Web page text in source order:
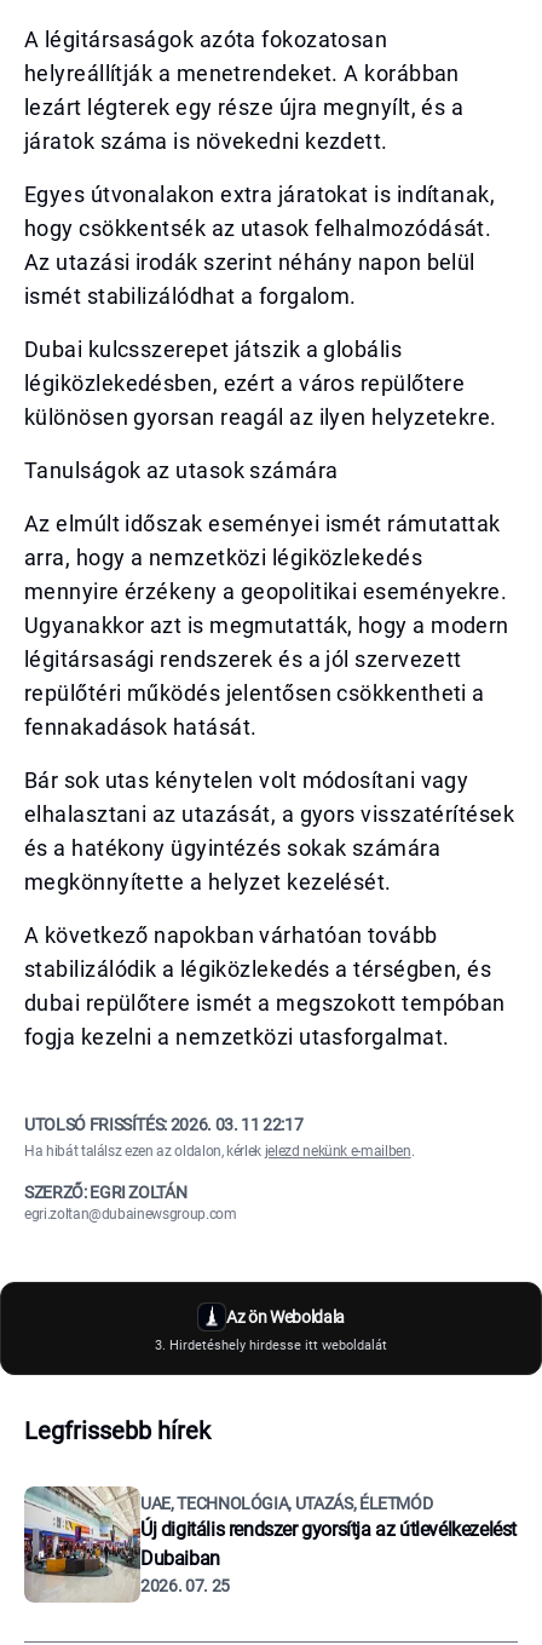
A légitársaságok azóta fokozatosan
helyreállítják a menetrendeket. A korábban
lezárt légterek egy része újra megnyílt, és a
járatok száma is növekedni kezdett.
Egyes útvonalakon extra járatokat is indítanak,
hogy csökkentsék az utasok felhalmozódását.
Az utazási irodák szerint néhány napon belül
ismét stabilizálódhat a forgalom.
Dubai kulcsszerepet játszik a globális
légiközlekedésben, ezért a város repülőtere
különösen gyorsan reagál az ilyen helyzetekre.
Tanulságok az utasok számára
Az elmúlt időszak eseményei ismét rámutattak
arra, hogy a nemzetközi légiközlekedés
mennyire érzékeny a geopolitikai eseményekre.
Ugyanakkor azt is megmutatták, hogy a modern
légitársasági rendszerek és a jól szervezett
repülőtéri működés jelentősen csökkentheti a
fennakadások hatását.
Bár sok utas kénytelen volt módosítani vagy
elhalasztani az utazását, a gyors visszatérítések
és a hatékony ügyintézés sokak számára
megkönnyítette a helyzet kezelését.
A következő napokban várhatóan tovább
stabilizálódik a légiközlekedés a térségben, és
dubai repülőtere ismét a megszokott tempóban
fogja kezelni a nemzetközi utasforgalmat.
UTOLSÓ FRISSÍTÉS:2026. 03. 11 22:17
Ha hibát találsz ezen az oldalon, kérlek jelezd nekünk e-mailben.
SZERZŐ: EGRI ZOLTÁN
egri.zoltan@dubainewsgroup.com
Az ön Weboldala
3. Hirdetéshely hirdesse itt weboldalát
Legfrissebb hírek
UAE, TECHNOLÓGIA, UTAZÁS, ÉLETMÓD
Új digitális rendszer gyorsítja az útlevélkezelést
Dubaiban
2026. 07. 25